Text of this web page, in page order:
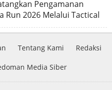
Pengamanan
Run 2026 Melalui Tactical
Tentang Kami Redaksi
Media Siber